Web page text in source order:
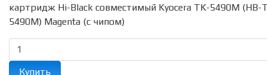
картридж Hi-Black совместимый Kyocera TK-5490M (HB-
5490M) Magenta (с чипом)
Купить